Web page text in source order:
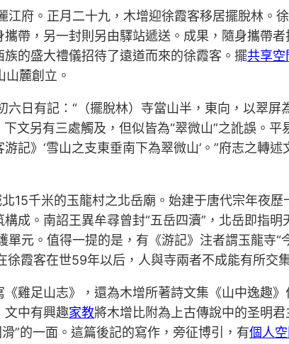
府。正月二十九，木增迎徐霞客移居擺脫林。
帶，另一封則另由驛站遞送。成果，隨身攜帶
的盛大禮儀招待了遠道而來的徐霞客。擺共享空
麓創立。
日有記：“（擺脫林）寺當山半，東向，以翠
文另有三處觸及，但似皆為“翠微山”之訛誤。
》‘雪山之支東垂南下為翠微山’。”府志之轉述
15千米的玉龍村之北岳廟。始建于唐代宗年夜
成。南詔王異牟尋曾封“五岳四瀆”，北岳即指
元。值得一提的是，有《游記》注者謂玉龍寺
霞客在世59年以后，人與寺兩者不成能有所交
雞足山志》，還為木增所著詩文集《山中逸趣
文中有興趣家教將木增比附為上古傳說中的圣明
”的一面。這篇後記的寫作，旁征博引，有個人